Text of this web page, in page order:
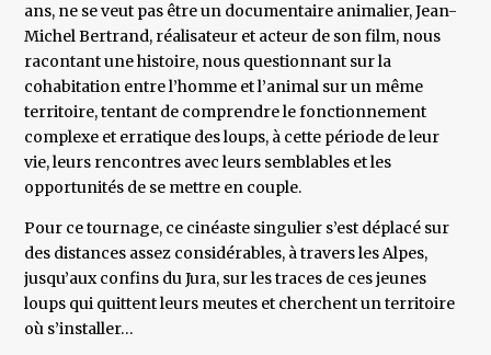
ans, ne se veut pas être un documentaire animalier, Jean-
Michel Bertrand, réalisateur et acteur de son film, nous
racontant une histoire, nous questionnant sur la
cohabitation entre l’homme et l’animal sur un même
territoire, tentant de comprendre le fonctionnement
complexe et erratique des loups, à cette période de leur
vie, leurs rencontres avec leurs semblables et les
opportunités de se mettre en couple.
Pour ce tournage, ce cinéaste singulier s’est déplacé sur
des distances assez considérables, à travers les Alpes,
jusqu’aux confins du Jura, sur les traces de ces jeunes
loups qui quittent leurs meutes et cherchent un territoire
où s’installer…